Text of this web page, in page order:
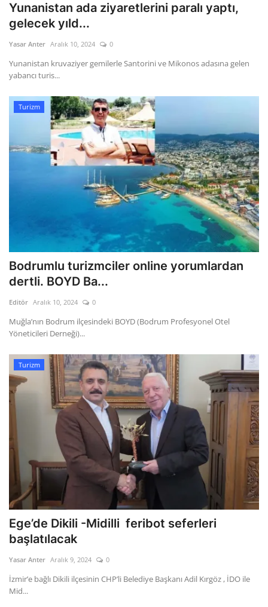
Yunanistan ada ziyaretlerini paralı yaptı,
gelecek yıld...
Yasar Anter Aralık 10, 2024 0
Yunanistan kruvaziyer gemilerle Santorini ve Mikonos adasına gelen
yabancı turis...
Turizm
Bodrumlu turizmciler online yorumlardan
dertli. BOYD Ba...
Editör Aralık 10, 2024 0
Muğla’nın Bodrum ilçesindeki BOYD (Bodrum Profesyonel Otel
Yöneticileri Derneği)...
Turizm
Ege’de Dikili -Midilli feribot seferleri
başlatılacak
Yasar Anter Aralık 9, 2024 0
İzmir’e bağlı Dikili ilçesinin CHP’li Belediye Başkanı Adil Kırgöz , İDO ile
Mid...